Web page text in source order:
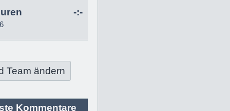
-:-
Team ändern
Kommentare